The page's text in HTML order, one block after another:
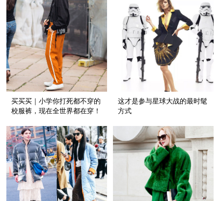
买买买｜小学你打死都不穿的
校服裤，现在全世界都在穿！
这才是参与星球大战的最时髦
方式